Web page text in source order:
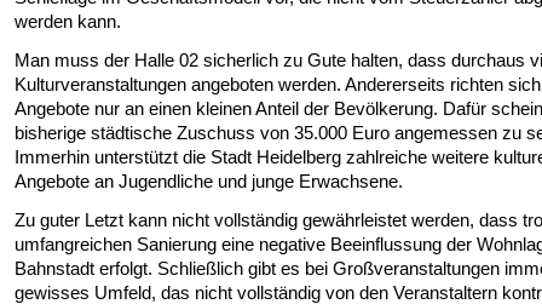
werden kann.
Man muss der Halle 02 sicherlich zu Gute halten, dass durchaus
Kulturveranstaltungen angeboten werden. Andererseits richten
Angebote nur an einen kleinen Anteil der Bevölkerung. Dafür
bisherige städtische Zuschuss von 35.000 Euro angemessen zu
Immerhin unterstützt die Stadt Heidelberg zahlreiche weitere
Angebote an Jugendliche und junge Erwachsene.
Zu guter Letzt kann nicht vollständig gewährleistet werden, dass
umfangreichen Sanierung eine negative Beeinflussung der
Bahnstadt erfolgt. Schließlich gibt es bei Großveranstaltungen
gewisses Umfeld, das nicht vollständig von den Veranstaltern